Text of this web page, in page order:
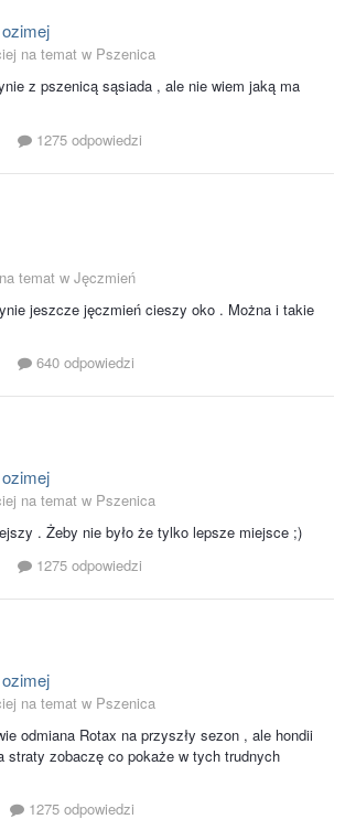
na temat w Pszenica
z pszenicą sąsiada , ale nie wiem jaką ma
1275 odpowiedzi
temat w Jęczmień
jeszcze jęczmień cieszy oko . Można i takie
640 odpowiedzi
na temat w Pszenica
. Żeby nie było że tylko lepsze miejsce ;)
1275 odpowiedzi
na temat w Pszenica
odmiana Rotax na przyszły sezon , ale hondii
straty zobaczę co pokaże w tych trudnych
1275 odpowiedzi